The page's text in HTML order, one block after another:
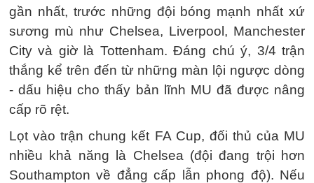
gần nhất, trước những đội bóng mạnh nhất xứ
sương mù như Chelsea, Liverpool, Manchester
City và giờ là Tottenham. Đáng chú ý, 3/4 trận
thắng kể trên đến từ những màn lội ngược dòng
- dấu hiệu cho thấy bản lĩnh MU đã được nâng
cấp rõ rệt.
Lọt vào trận chung kết FA Cup, đối thủ của MU
nhiều khả năng là Chelsea (đội đang trội hơn
Southampton về đẳng cấp lẫn phong độ). Nếu